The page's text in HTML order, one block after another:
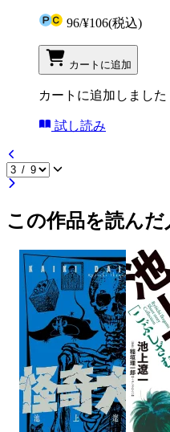
96/¥106(税込)
カートに追加
カートに追加しました
試し読み
この作品を読ん